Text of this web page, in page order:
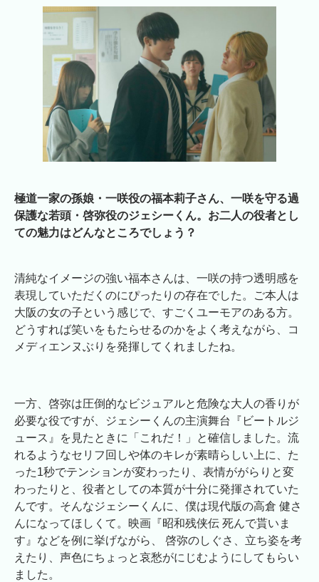
極道一家の孫娘・一咲役の福本莉子さん、一咲を守る過
保護な若頭・啓弥役のジェシーくん。お二人の役者とし
ての魅力はどんなところでしょう？
清純なイメージの強い福本さんは、一咲の持つ透明感を
表現していただくのにぴったりの存在でした。ご本人は
大阪の女の子という感じで、すごくユーモアのある方。
どうすれば笑いをもたらせるのかをよく考えながら、コ
メディエンヌぶりを発揮してくれましたね。
一方、啓弥は圧倒的なビジュアルと危険な大人の香りが
必要な役ですが、ジェシーくんの主演舞台『ビートルジ
ュース』を見たときに「これだ！」と確信しました。流
れるようなセリフ回しや体のキレが素晴らしい上に、た
った1秒でテンションが変わったり、表情ががらりと変
わったりと、役者としての本質が十分に発揮されていた
んです。そんなジェシーくんに、僕は現代版の高倉 健さ
んになってほしくて。映画『昭和残侠伝 死んで貰いま
す』などを例に挙げながら、 啓弥のしぐさ、立ち姿を考
えたり、声色にちょっと哀愁がにじむようにしてもらい
ました。